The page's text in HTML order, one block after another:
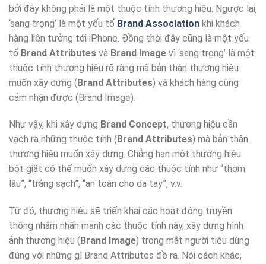
bởi đây không phải là một thuộc tính thương hiệu. Ngược lại,
‘sang trọng’ là một yếu tố Brand Association khi khách
hàng liên tưởng tới iPhone. Đồng thời đây cũng là một yếu
tố Brand Attributes và Brand Image vì ‘sang trọng’ là một
thuộc tính thương hiệu rõ ràng mà bản thân thương hiệu
muốn xây dựng (Brand Attributes) và khách hàng cũng
cảm nhận được (Brand Image).
Như vậy, khi xây dựng Brand Concept, thương hiệu cần
vạch ra những thuộc tính ( Brand Attributes) mà bản thân
thương hiệu muốn xây dựng. Chẳng hạn một thương hiệu
bột giặt có thể muốn xây dựng các thuộc tính như “thơm
lâu”, “trắng sạch”, “an toàn cho da tay”, v.v.
Từ đó, thương hiệu sẽ triển khai các hoạt động truyền
thông nhằm nhấn mạnh các thuộc tính này, xây dựng hình
ảnh thương hiệu ( Brand Image) trong mắt người tiêu dùng
đúng với những gì Brand Attributes đề ra. Nói cách khác,